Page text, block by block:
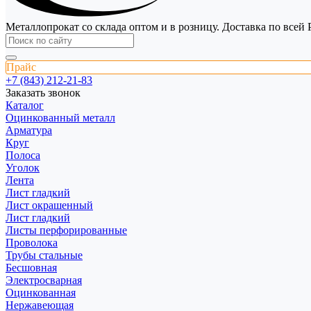
Металлопрокат со склада оптом и в розницу. Доставка по всей
Прайс
+7 (843) 212-21-83
Заказать звонок
Каталог
Оцинкованный металл
Арматура
Круг
Полоса
Уголок
Лента
Лист гладкий
Лист окрашенный
Лист гладкий
Листы перфорированные
Проволока
Трубы стальные
Бесшовная
Электросварная
Оцинкованная
Нержавеющая